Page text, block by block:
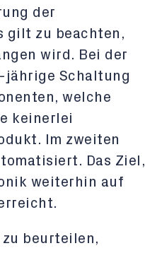
der
gilt zu beachten,
wird. Bei der
jährige Schaltung
welche
keinerlei
Im zweiten
Das Ziel,
weiterhin auf
beurteilen,